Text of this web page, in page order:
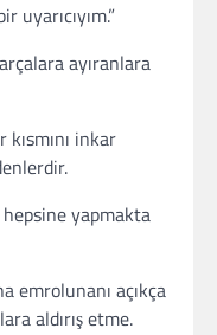
uyarıcıyım.”
ayıranlara
inkar
yapmakta
emrolunanı açıkça
aldırış etme.